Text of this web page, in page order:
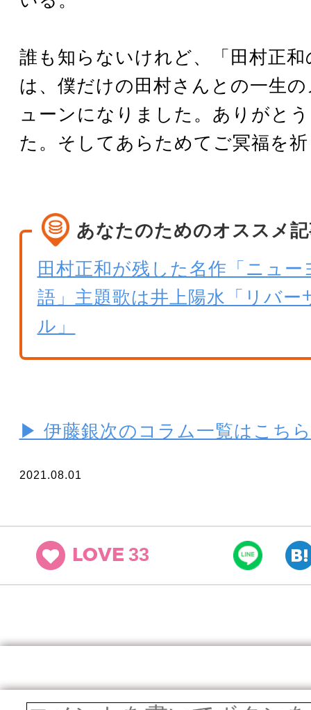
誰も知らないけれど、「田村正
は、僕だけの田村さんとの一生
ューンになりました。ありがと
た。そしてあらためてご冥福を
あなたのためのオススメ
田村正和が残した名作「ニュー
語」主題歌は井上陽水「リバー
ル」
▶ 伊藤銀次のコラム一覧はこち
2021.08.01
LOVE 33